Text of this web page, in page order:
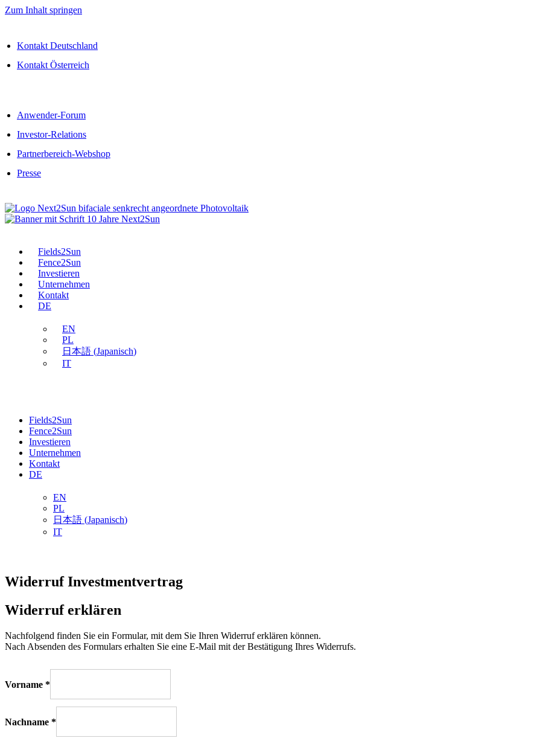
Zum Inhalt springen
Kontakt Deutschland
Kontakt Österreich
Anwender-Forum
Investor-Relations
Partnerbereich-Webshop
Presse
Fields2Sun
Fence2Sun
Investieren
Unternehmen
Kontakt
DE
EN
PL
日本語 (Japanisch)
IT
Fields2Sun
Fence2Sun
Investieren
Unternehmen
Kontakt
DE
EN
PL
日本語 (Japanisch)
IT
Widerruf Investmentvertrag
Widerruf erklären
Nachfolgend finden Sie ein Formular, mit dem Sie Ihren Widerruf erklären können.
Nach Absenden des Formulars erhalten Sie eine E-Mail mit der Bestätigung Ihres Widerrufs.
Vorname *
Nachname *